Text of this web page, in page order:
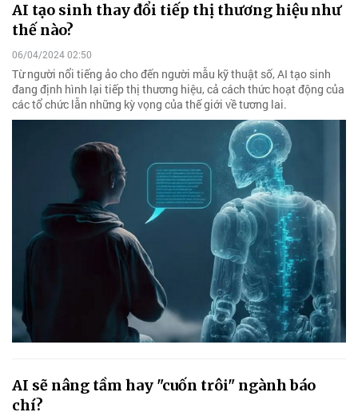
AI tạo sinh thay đổi tiếp thị thương hiệu như
thế nào?
06/04/2024 02:50
Từ người nổi tiếng ảo cho đến người mẫu kỹ thuật số, AI tạo sinh
đang định hình lại tiếp thị thương hiệu, cả cách thức hoạt động của
các tổ chức lẫn những kỳ vọng của thế giới về tương lai.
AI sẽ nâng tầm hay "cuốn trôi" ngành báo
chí?